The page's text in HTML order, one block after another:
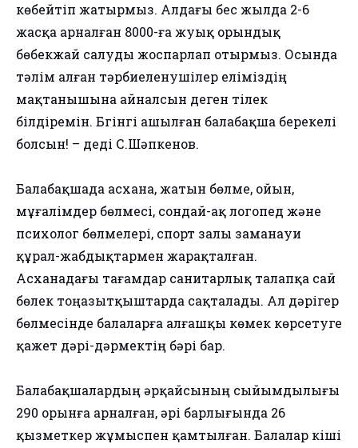
көбейтіп жатырмыз. Алдағы бес жылда 2-6
жасқа арналған 8000-ға жуық орындық
бөбекжай салуды жоспарлап отырмыз. Осында
тәлім алған тәрбиеленушілер еліміздің
мақтанышына айналсын деген тілек
білдіремін. Бүгінгі ашылған балабақша берекелі
болсын! – деді С.Шәпкенов.
Балабақшада асхана, жатын бөлме, ойын,
мұғалімдер бөлмесі, сондай-ақ логопед және
психолог бөлмелері, спорт залы заманауи
құрал-жабдықтармен жарақталған.
Асханадағы тағамдар санитарлық талапқа сай
бөлек тоңазытқыштарда сақталады. Ал дәрігер
бөлмесінде балаларға алғашқы көмек көрсетуге
қажет дәрі-дәрмектің бәрі бар.
Балабақшалардың әрқайсының сыйымдылығы
290 орынға арналған, әрі барлығында 26
қызметкер жұмыспен қамтылған. Балалар кіші